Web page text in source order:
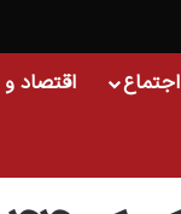
اجتماع اقتصاد